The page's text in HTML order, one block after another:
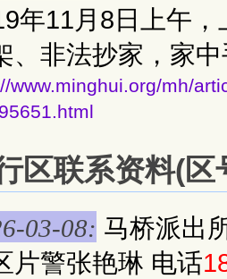
年11月8日上午
、非法抄家，家
www.minghui.org/mh/
区联系资料(区
03-08: 马桥派出
片警张艳琳 电话